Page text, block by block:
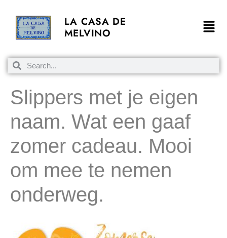
LA CASA DE
MELVINO
Slippers met je eigen
naam. Wat een gaaf
zomer cadeau. Mooi
om mee te nemen
onderweg.